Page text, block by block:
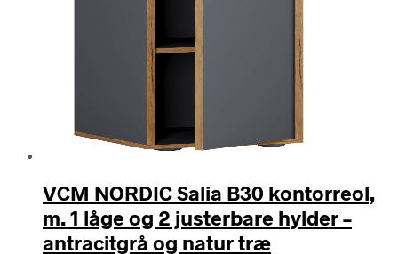
VCM NORDIC Salia B30 kontorreol,
m. 1 låge og 2 justerbare hylder –
antracitgrå og natur træ